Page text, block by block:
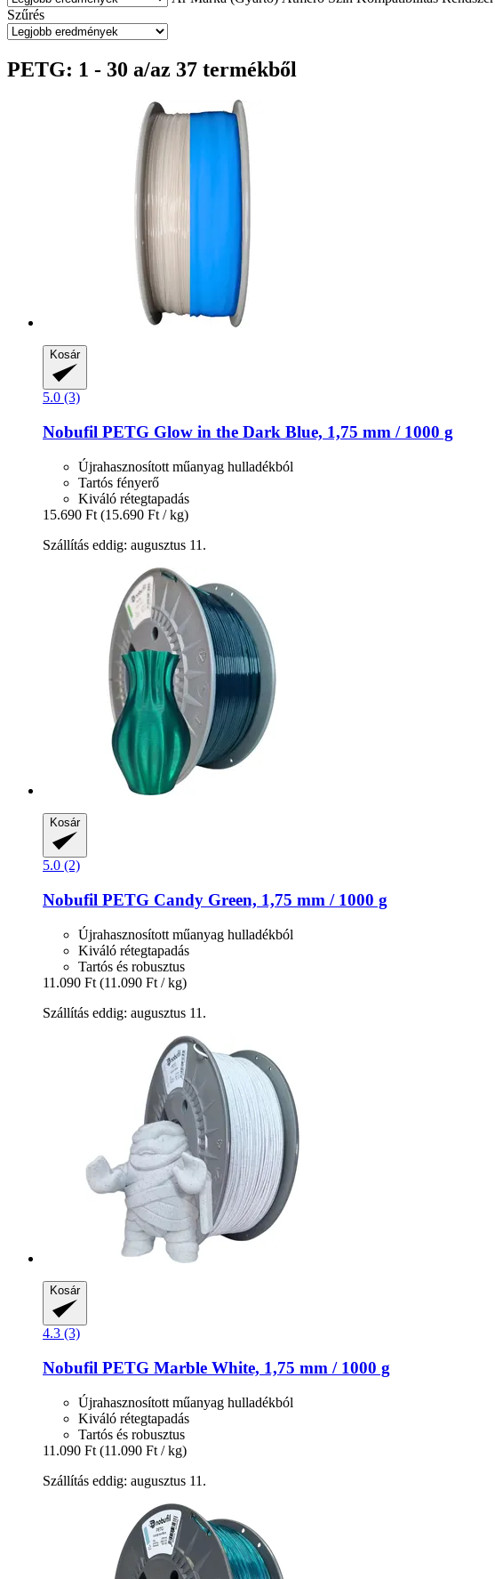
Szűrés
PETG: 1 - 30 a/az 37 termékből
Kosár
5.0 (3)
Nobufil PETG Glow in the Dark Blue, 1,75 mm / 1000 g
Újrahasznosított műanyag hulladékból
Tartós fényerő
Kiváló rétegtapadás
15.690 Ft (15.690 Ft / kg)
Szállítás eddig: augusztus 11.
Kosár
5.0 (2)
Nobufil PETG Candy Green, 1,75 mm / 1000 g
Újrahasznosított műanyag hulladékból
Kiváló rétegtapadás
Tartós és robusztus
11.090 Ft (11.090 Ft / kg)
Szállítás eddig: augusztus 11.
Kosár
4.3 (3)
Nobufil PETG Marble White, 1,75 mm / 1000 g
Újrahasznosított műanyag hulladékból
Kiváló rétegtapadás
Tartós és robusztus
11.090 Ft (11.090 Ft / kg)
Szállítás eddig: augusztus 11.